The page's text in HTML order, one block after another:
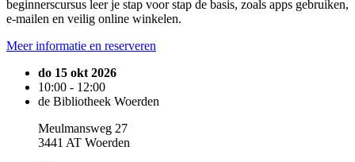
beginnerscursus leer je stap voor stap de basis, zoals apps gebruiken,
e-mailen en veilig online winkelen.
Meer informatie en reserveren
do 15 okt 2026
10:00 - 12:00
de Bibliotheek Woerden
Meulmansweg 27
3441 AT Woerden